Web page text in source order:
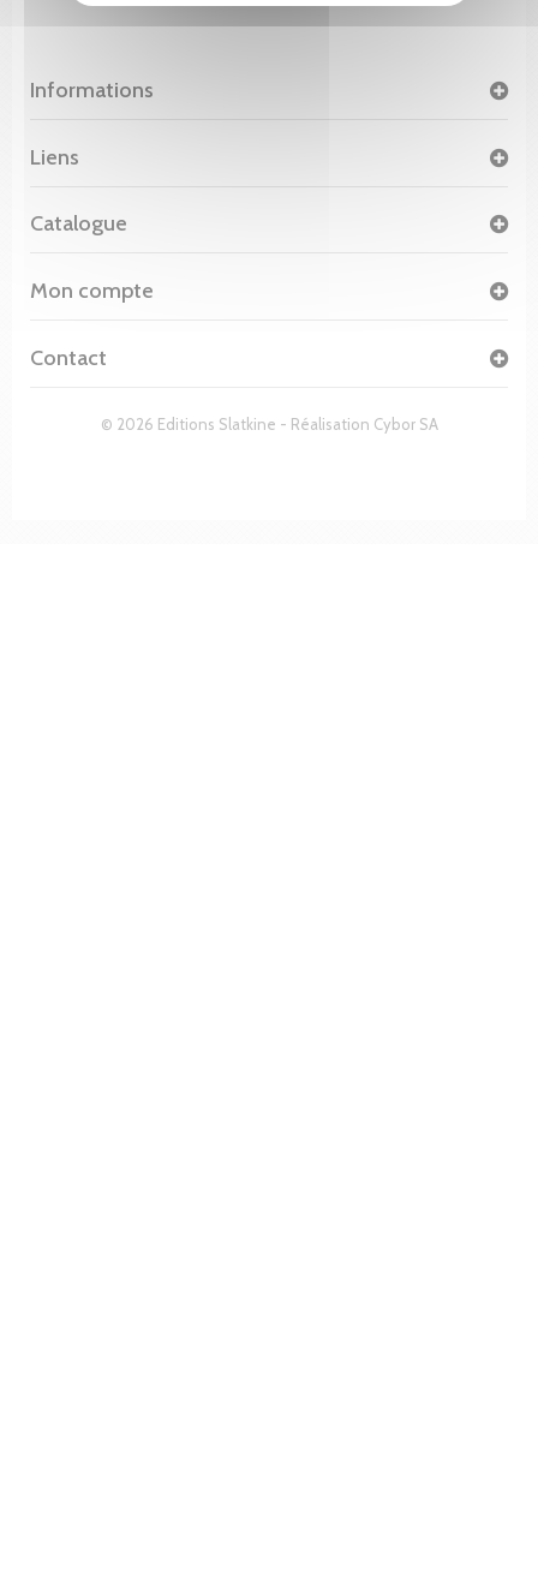
Informations
© 2026 Editions Slatkine - Réalisation Cybor SA
Liens
Catalogue
Mon compte
Contact